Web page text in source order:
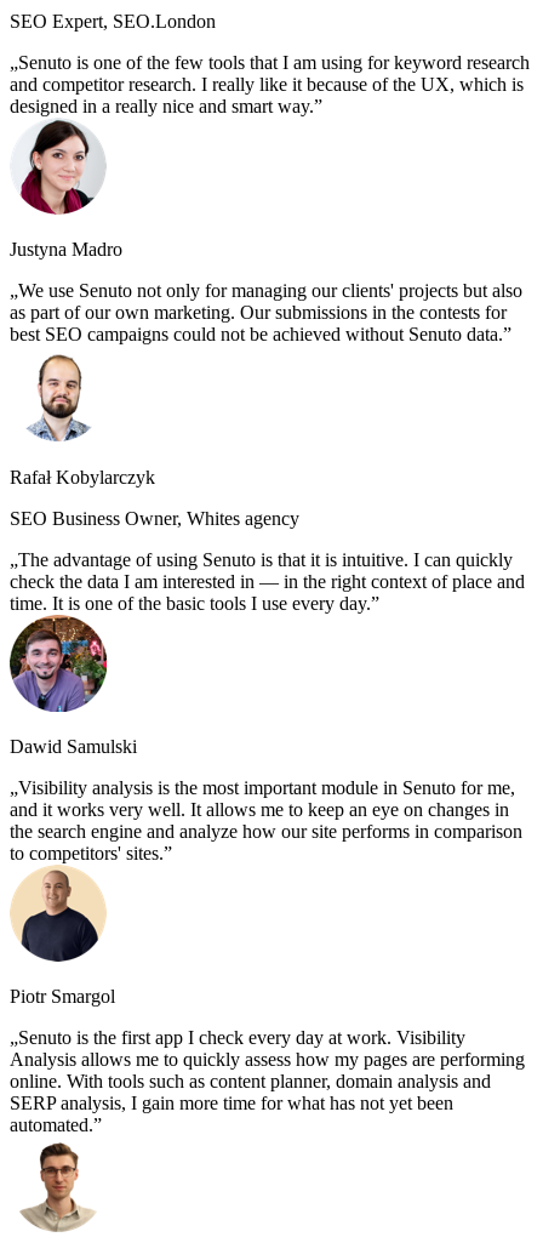
SEO Expert, SEO.London
Senuto is one of the few tools that I am using for keyword research
and competitor research. I really like it because of the UX, which is
designed in a really nice and smart way.
Justyna Madro
We use Senuto not only for managing our clients' projects but also
as part of our own marketing. Our submissions in the contests for
best SEO campaigns could not be achieved without Senuto data.
Rafał Kobylarczyk
SEO Business Owner, Whites agency
The advantage of using Senuto is that it is intuitive. I can quickly
check the data I am interested in — in the right context of place and
time. It is one of the basic tools I use every day.
Dawid Samulski
Visibility analysis is the most important module in Senuto for me,
and it works very well. It allows me to keep an eye on changes in
the search engine and analyze how our site performs in comparison
to competitors' sites.
Piotr Smargol
Senuto is the first app I check every day at work. Visibility
Analysis allows me to quickly assess how my pages are performing
online. With tools such as content planner, domain analysis and
SERP analysis, I gain more time for what has not yet been
automated.